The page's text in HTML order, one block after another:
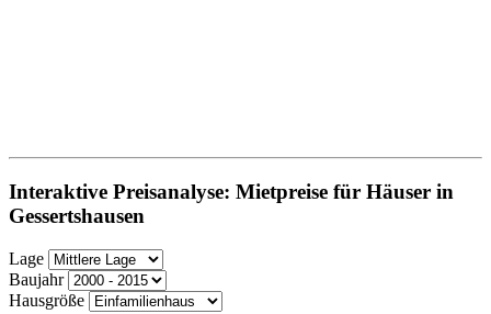
Interaktive Preisanalyse: Mietpreise für Häuser in
Gessertshausen
Lage
Baujahr
Hausgröße